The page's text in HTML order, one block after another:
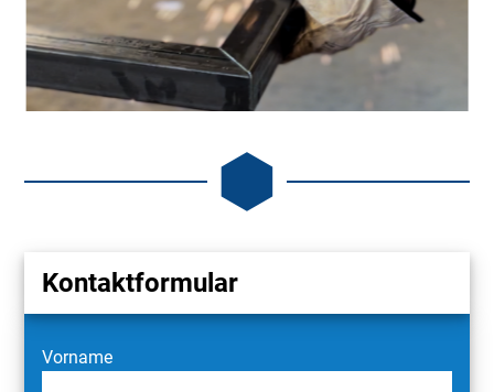
Kontaktformular
Vorname